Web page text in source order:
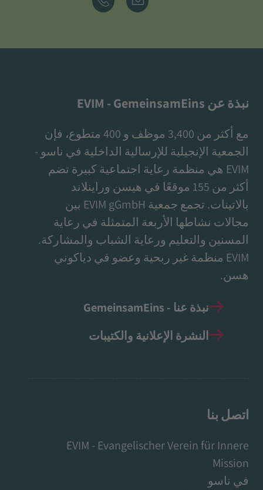
نبذة عن EVIM - GemeinsamEins
مع أكثر من 3,400 موظف و 400 متطوع، فإن
الجمعية الإنجيلية للإرسالية الداخلية في ناسو -
EVIM هي منظمة رعاية اجتماعية كبيرة تضم
أكثر من 155 موقعًا في هيسن وراينلاند
بالاتينات. تجمع جمعية EVIM gGmbH بين
مجالات نشاطها الأربعة المتمثلة في رعاية
المسنين والتعليم ورعاية الشباب والمشاركة.
EVIM منظمة غير ربحية وعضو في دياكوني
هسن.
نبذة عنا - GemeinsamEins
النشرة الإعلانية والكتيبات
اتصل بنا
EVIM - Evangelischer Verein für Innere
Mission
في ناسو